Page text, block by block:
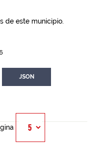
de este municipio.
JSON